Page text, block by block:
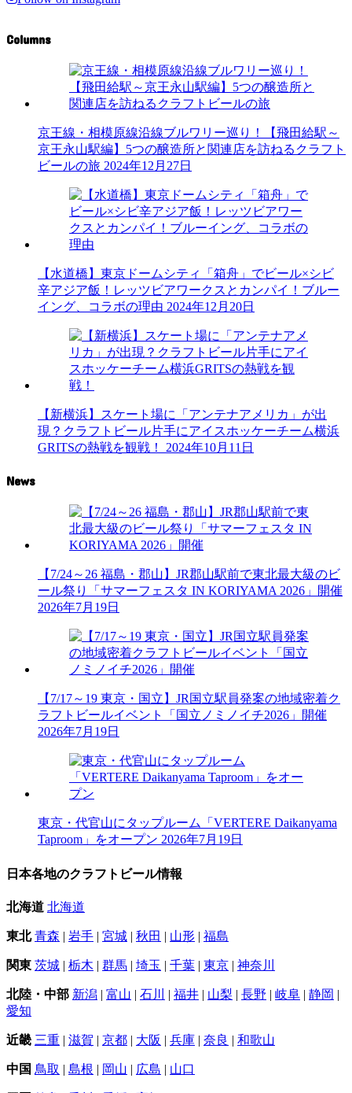
Columns
京王線・相模原線沿線ブルワリー巡り！【飛田給駅～
京王永山駅編】5つの醸造所と関連店を訪ねるクラフト
ビールの旅 2024年12月27日
【水道橋】東京ドームシティ「箱舟」でビール×シビ
辛アジア飯！レッツビアワークスとカンパイ！ブルー
イング、コラボの理由 2024年12月20日
【新横浜】スケート場に「アンテナアメリカ」が出
現？クラフトビール片手にアイスホッケーチーム横浜
GRITSの熱戦を観戦！
2024年10月11日
News
【7/24～26 福島・郡山】JR郡山駅前で東北最大級のビ
ール祭り「サマーフェスタ IN KORIYAMA 2026」開催
2026年7月19日
【7/17～19 東京・国立】JR国立駅員発案の地域密着ク
ラフトビールイベント「国立ノミノイチ2026」開催
2026年7月19日
東京・代官山にタップルーム「VERTERE Daikanyama
Taproom」をオープン 2026年7月19日
日本各地のクラフトビール情報
北海道 北海道
東北 青森 | 岩手 | 宮城 | 秋田 | 山形 | 福島
関東 茨城 | 栃木 | 群馬 | 埼玉 | 千葉 | 東京 | 神奈川
北陸・中部 新潟 | 富山 | 石川 | 福井 | 山梨 | 長野 | 岐阜 | 静岡 |
愛知
近畿 三重 | 滋賀 | 京都 | 大阪 | 兵庫 | 奈良 | 和歌山
中国 鳥取 | 島根 | 岡山 | 広島 | 山口